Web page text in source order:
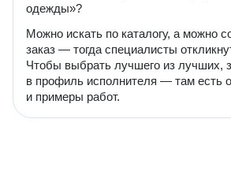
одежды»?
Можно искать по каталогу, а можно
заказ — тогда специалисты
Чтобы выбрать лучшего из лучших,
в профиль исполнителя — там есть
и примеры работ.